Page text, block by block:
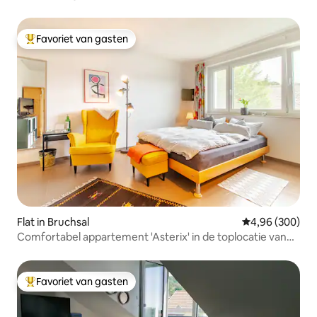
Topfavoriet van gasten
Favoriet van gasten
Flat in Bruchsal Gemiddelde
4,96 (300)
Comfortabel appartement 'Asterix' in de toplocatie van
Topfavoriet van gasten
Favoriet van gasten